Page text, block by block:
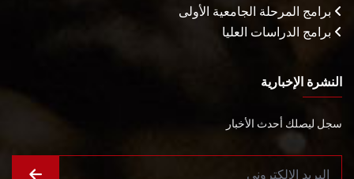
برامج المرحلة الجامعية الأولى
برامج الدراسات العليا
النشرة الإخبارية
سجل ليصلك أحدث الأخبار